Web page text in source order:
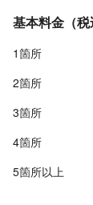
基本料金（税
1箇所
2箇所
3箇所
4箇所
5箇所以上